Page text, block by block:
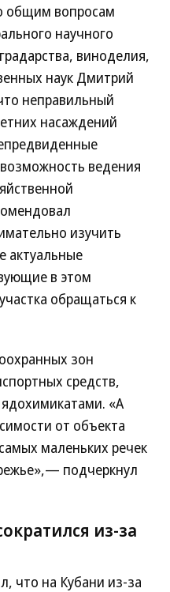
общим вопросам
научного
виноделия,
наук Дмитрий
неправильный
насаждений
ведения
изучить
актуальные
в этом
обращаться к
зон
средств,
«А
от объекта
маленьких речек
подчеркнул
из-за
что на Кубани из-за